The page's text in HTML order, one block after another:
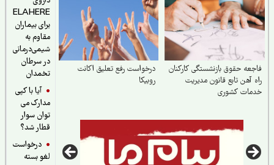
ELAHERE
برای بیماران
مقاوم به
شیمی‌درمانی
در سرطان
تخمدان
آیا با کپی
مدارک می
توان سوار
قطار شد؟
درخواست
لغو بسته
حقوق بازنشستگی کارکنان
آهن تابع قانون مدیریت
کشوری
درخواست رفع تعلیق اکانت